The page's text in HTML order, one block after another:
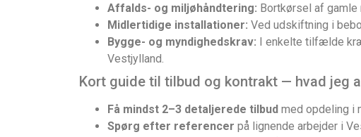
Affalds- og miljøhåndtering: Bortkørsel af
Midlertidige installationer: Ved udskiftning i
Bygge- og myndighedskrav: I enkelte tilfælde
Vestjylland.
Kort guide til tilbud og kontrakt — hvad jeg
Få mindst 2–3 detaljerede tilbud med opdeling i
Spørg efter referencer på lignende arbejder i